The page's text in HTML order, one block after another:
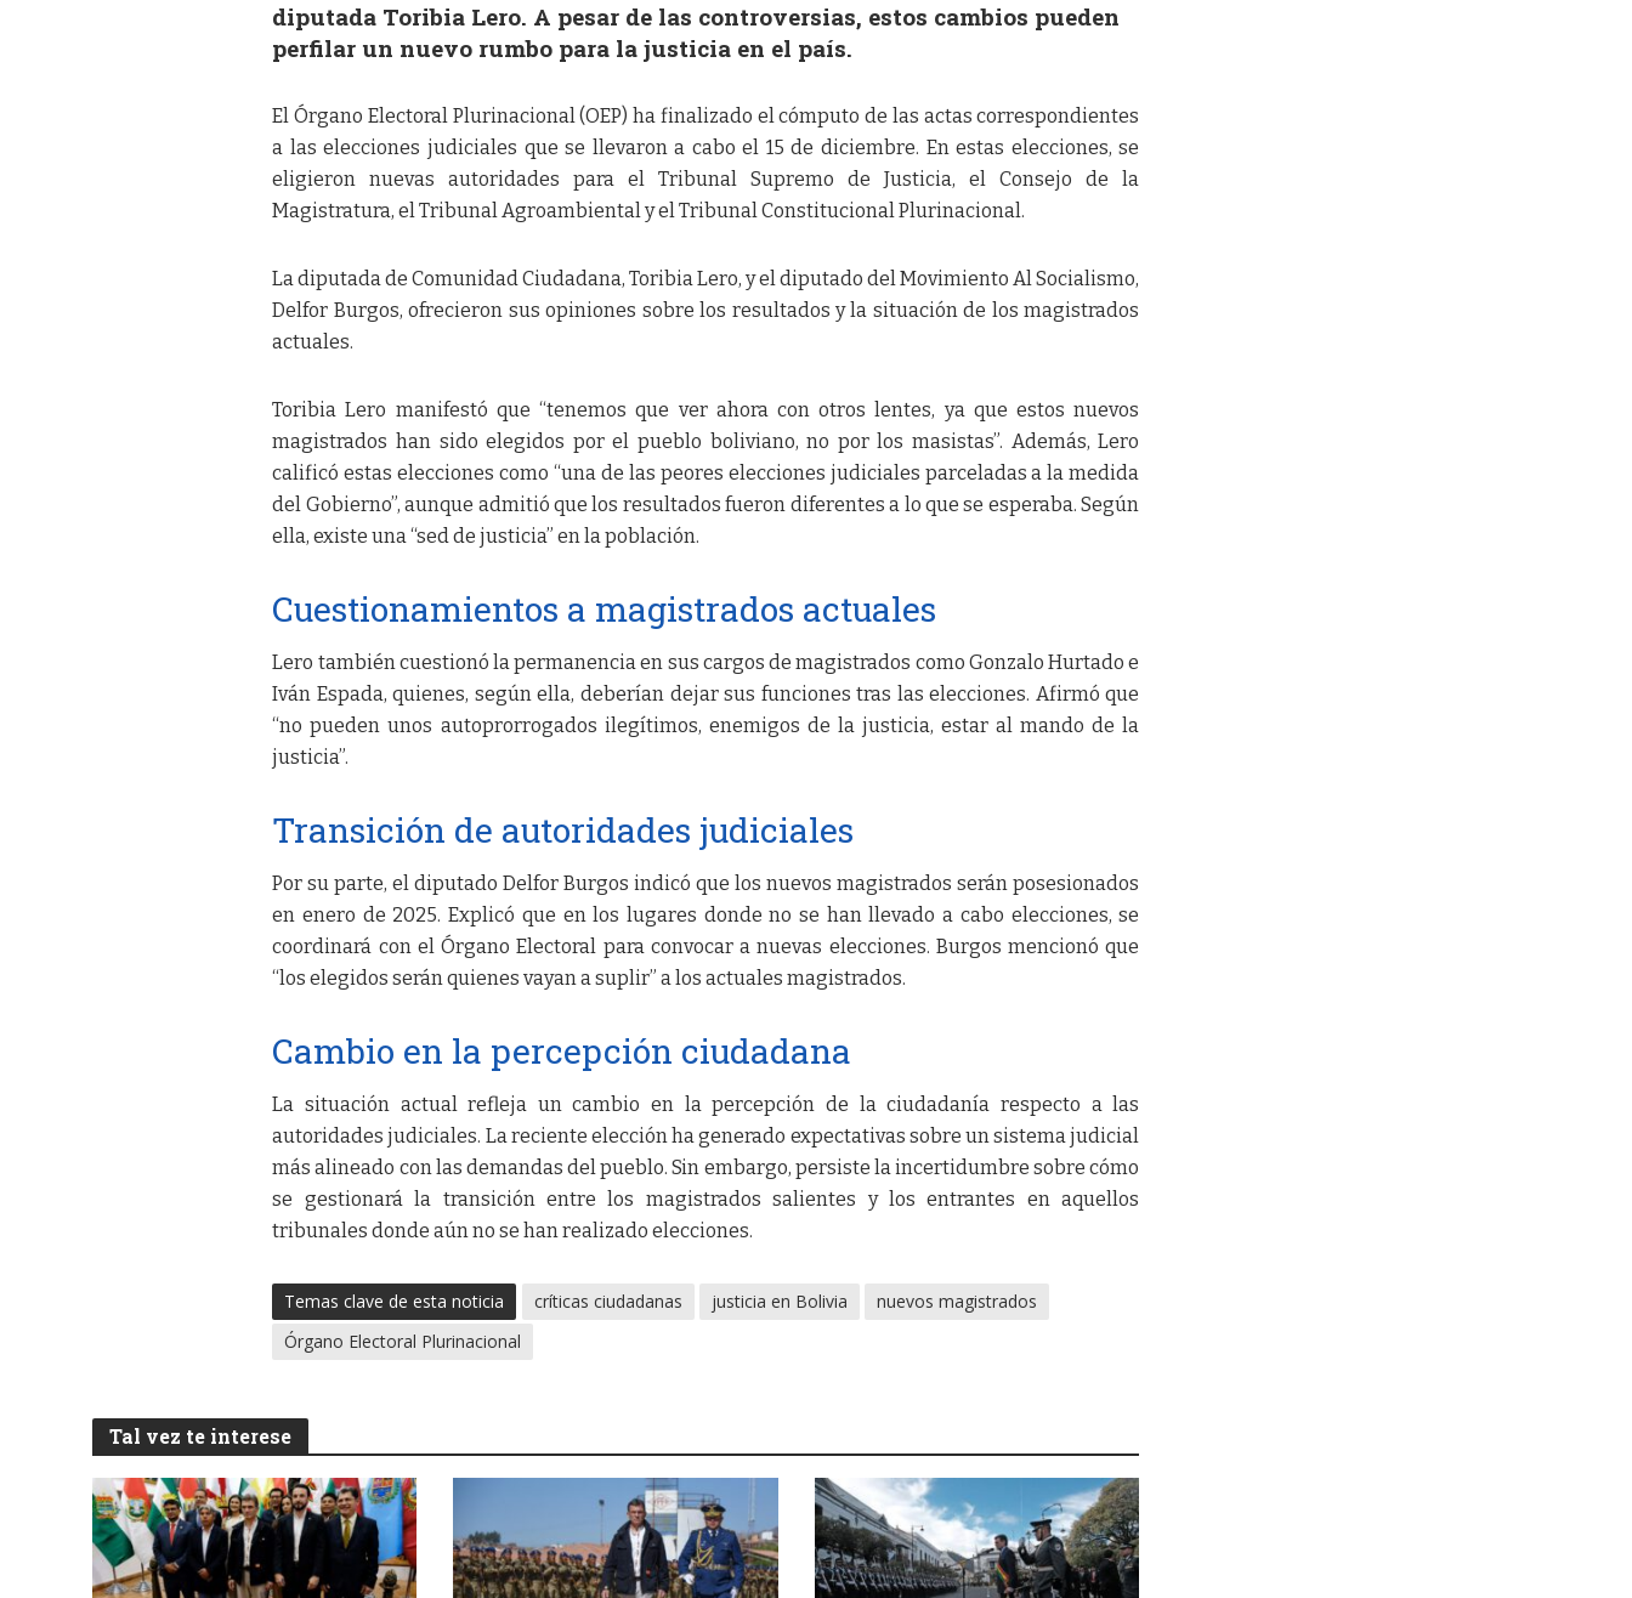
diputada Toribia Lero. A pesar de las controversias, estos cambios pueden
perfilar un nuevo rumbo para la justicia en el país.
El Órgano Electoral Plurinacional (OEP) ha finalizado el cómputo de las actas correspondientes
a las elecciones judiciales que se llevaron a cabo el 15 de diciembre. En estas elecciones, se
eligieron nuevas autoridades para el Tribunal Supremo de Justicia, el Consejo de la
Magistratura, el Tribunal Agroambiental y el Tribunal Constitucional Plurinacional.
La diputada de Comunidad Ciudadana, Toribia Lero, y el diputado del Movimiento Al Socialismo,
Delfor Burgos, ofrecieron sus opiniones sobre los resultados y la situación de los magistrados
actuales.
Toribia Lero manifestó que “tenemos que ver ahora con otros lentes, ya que estos nuevos
magistrados han sido elegidos por el pueblo boliviano, no por los masistas”. Además, Lero
calificó estas elecciones como “una de las peores elecciones judiciales parceladas a la medida
del Gobierno”, aunque admitió que los resultados fueron diferentes a lo que se esperaba. Según
ella, existe una “sed de justicia” en la población.
Cuestionamientos a magistrados actuales
Lero también cuestionó la permanencia en sus cargos de magistrados como Gonzalo Hurtado e
Iván Espada, quienes, según ella, deberían dejar sus funciones tras las elecciones. Afirmó que
“no pueden unos autoprorrogados ilegítimos, enemigos de la justicia, estar al mando de la
justicia”.
Transición de autoridades judiciales
Por su parte, el diputado Delfor Burgos indicó que los nuevos magistrados serán posesionados
en enero de 2025. Explicó que en los lugares donde no se han llevado a cabo elecciones, se
coordinará con el Órgano Electoral para convocar a nuevas elecciones. Burgos mencionó que
“los elegidos serán quienes vayan a suplir” a los actuales magistrados.
Cambio en la percepción ciudadana
La situación actual refleja un cambio en la percepción de la ciudadanía respecto a las
autoridades judiciales. La reciente elección ha generado expectativas sobre un sistema judicial
más alineado con las demandas del pueblo. Sin embargo, persiste la incertidumbre sobre cómo
se gestionará la transición entre los magistrados salientes y los entrantes en aquellos
tribunales donde aún no se han realizado elecciones.
Temas clave de esta noticia críticas ciudadanas justicia en Bolivia
nuevos magistrados
Órgano Electoral Plurinacional
Tal vez te interese